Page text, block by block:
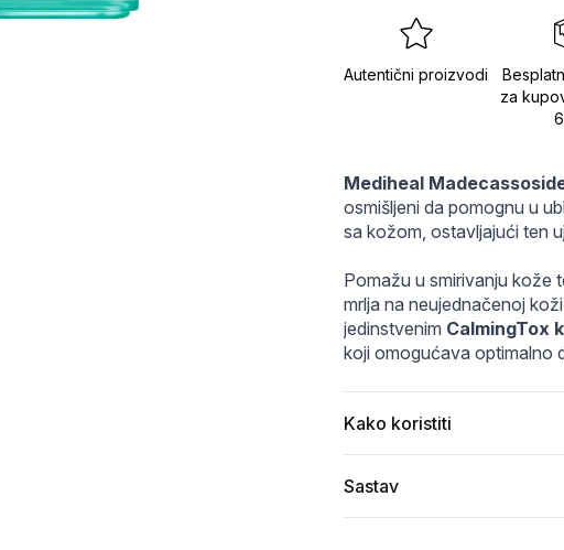
20221028-_3491_1000x_9cd94a35-9ba2-4edd-9f32-
Autentični proizvodi
za
Mediheal
osmišljeni da pomognu u
sa kožom, ostavljajući ten
Pomažu u smirivanju kože
mrlja na neujednačenoj
jedinstvenim CalmingTox
koji omogućava optimalno
Kako koristiti
Sastav